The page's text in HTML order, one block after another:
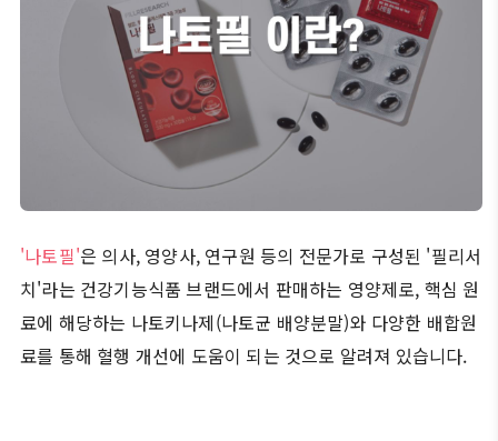
'나토필'은 의사, 영양사, 연구원 등의 전문가로 구성된 '필리서
치'라는 건강기능식품 브랜드에서 판매하는 영양제로, 핵심 원
료에 해당하는 나토키나제(나토균 배양분말)와 다양한 배합원
료를 통해 혈행 개선에 도움이 되는 것으로 알려져 있습니다.